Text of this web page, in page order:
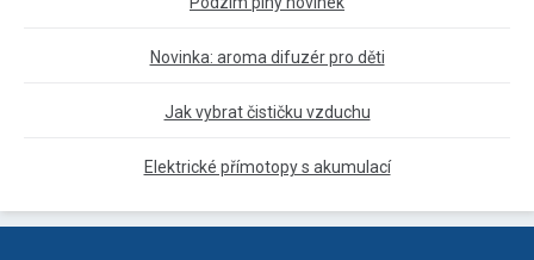
Novinka: aroma difuzér pro děti
Jak vybrat čističku vzduchu
Elektrické přímotopy s akumulací